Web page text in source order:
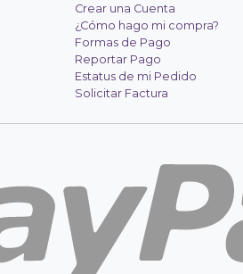
Crear una Cuenta
¿Cómo hago mi compra?
Formas de Pago
Reportar Pago
Estatus de mi Pedido
Solicitar Factura